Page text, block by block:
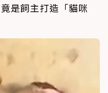
是飼主打造「貓咪